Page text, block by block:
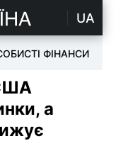
UA
ФІНАНСИ
а